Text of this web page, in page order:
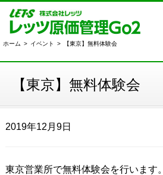
ホーム > イベント > 【東京】無料体験会
【東京】無料体験会
2019年12月9日
東京営業所で無料体験会を行います。